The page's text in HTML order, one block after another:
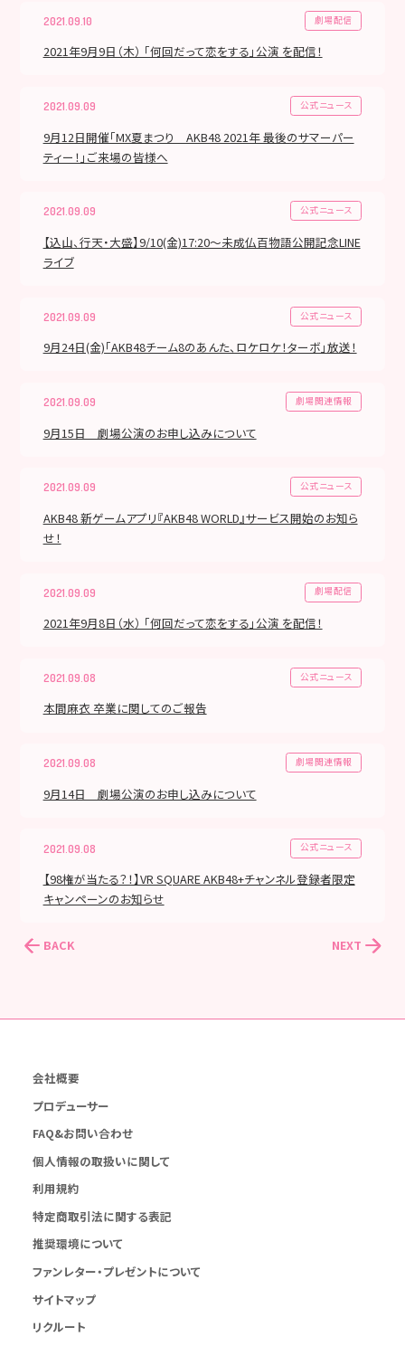
2021.09.10 劇場配信
2021年9月9日（木） 「何回だって恋をする」公演 を配信！
2021.09.09 公式ニュース
9月12日開催「MX夏まつり AKB48 2021年 最後のサマーパー
ティー！」ご来場の皆様へ
2021.09.09 公式ニュース
【込山、行天・大盛】9/10(金)17:20～未成仏百物語公開記念LINE
ライブ
2021.09.09 公式ニュース
9月24日(金)「AKB48チーム8のあんた、ロケロケ！ターボ」放送！
2021.09.09 劇場関連情報
9月15日 劇場公演のお申し込みについて
2021.09.09 公式ニュース
AKB48 新ゲームアプリ『AKB48 WORLD』サービス開始のお知ら
せ！
2021.09.09 劇場配信
2021年9月8日（水） 「何回だって恋をする」公演 を配信！
2021.09.08 公式ニュース
本間麻衣 卒業に関してのご報告
2021.09.08 劇場関連情報
9月14日 劇場公演のお申し込みについて
2021.09.08 公式ニュース
【98権が当たる？！】VR SQUARE AKB48+チャンネル登録者限定
キャンペーンのお知らせ
BACK NEXT
会社概要
プロデューサー
FAQ&お問い合わせ
個人情報の取扱いに関して
利用規約
特定商取引法に関する表記
推奨環境について
ファンレター・プレゼントについて
サイトマップ
リクルート